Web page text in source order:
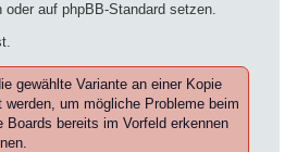
auf phpBB-Standard setzen.
gewählte Variante an einer Kopie
um mögliche Probleme beim
Boards bereits im Vorfeld erkennen